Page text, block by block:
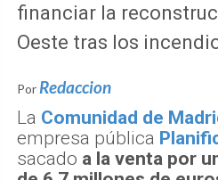
financiar la
Oeste tras los
Por Redaccion
La Comunidad de
empresa pública
sacado a la venta por